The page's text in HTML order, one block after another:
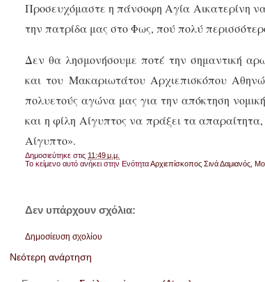
Προσευχόμαστε η πάνσοφη Αγία Αικατερίνη
την πατρίδα μας στο Φως, πού πολύ
Δεν θα λησμονήσουμε ποτέ την σημαντική
και του Μακαριωτάτου Αρχιεπισκόπου
πολυετούς αγώνα μας για την απόκτηση
και η φίλη Αίγυπτος να πράξει τα
Αίγυπτο».
Δημοσιεύτηκε στις 11:49 μ.μ.
Το κείμενο αυτό ανήκει στην ΕνότηταΑρχιεπίσκοπος Σινά Δαμιανός ,
Δεν υπάρχουν σχόλια:
Δημοσίευση σχολίου
Νεότερη ανάρτηση